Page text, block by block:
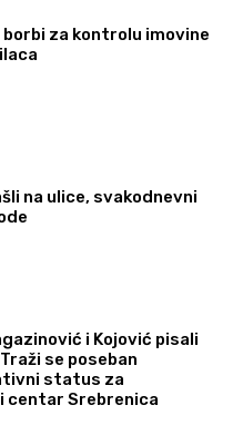
borbi za kontrolu imovine
na ulice, svakodnevni
i Kojović pisali
se poseban
status za
centar Srebrenica